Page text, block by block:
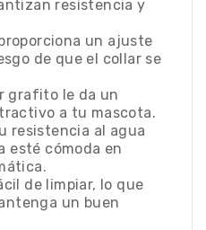
resistencia y
un ajuste
de que el collar se
grafito le da un
a tu mascota.
resistencia al agua
esté cómoda en
de limpiar, lo que
un buen